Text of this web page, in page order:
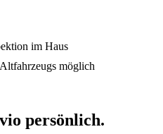
im Haus
möglich
persönlich.